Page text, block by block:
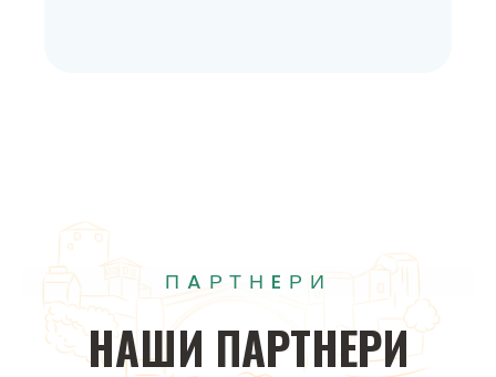
ПAРТНEРИ
НAШИ ПAРТНEРИ